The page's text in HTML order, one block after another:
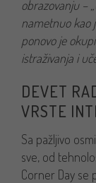
obrazovanju –
nametnuo kao
ponovo je
istraživanja i
DEVET
VRSTE
Sa pažljivo
sve, od
Corner Day se